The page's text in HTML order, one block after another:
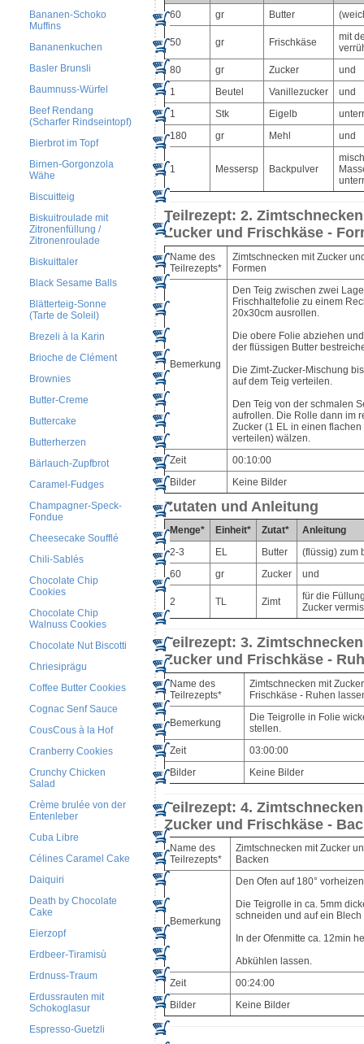
Bananen-Schoko
Muffins
Bananenkuchen
Basler Brunsli
Baumnuss-Würfel
Beef Rendang
(Scharfer Rindseintopf)
Bierbrot im Topf
Birnen-Gorgonzola
Wähe
Biscuitteig
Biskuitroulade mit
Zitronenfüllung /
Zitronenroulade
Biskuittaler
Black Sesame Balls
Blätterteig-Sonne
(Tarte de Soleil)
Brezeli à la Karin
Brioche de Clément
Brownies
Butter-Creme
Buttercake
Butterherzen
Bärlauch-Zupfbrot
Caramel-Fudges
Champagner-Speck-
Fondue
Cheesecake Soufflé
Chili-Sablés
Chocolate Chip
Cookies
Chocolate Chip
Walnuss Cookies
Chocolate Nut Biscotti
Chriesiprägu
Coffee Butter Cookies
Cognac Senf Sauce
CousCous à la Hof
Cranberry Cookies
Crunchy Chicken
Salad
Crème brulée von der
Entenleber
Cuba Libre
Célines Caramel Cake
Daiquiri
Death by Chocolate
Cake
Eierzopf
Erdbeer-Tiramisù
Erdnuss-Traum
Erdussrauten mit
Schokoglasur
Espresso-Guetzli
60
gr Butter
50 gr Frischkäse
mit
80
gr Zucker
und
1
Beutel Vanillezucker
und
1
Stk Eigelb
180
gr Mehl und
1 Messersp Backpulver
Teilrezept: 2.
Zucker und Frischkäse -
Name des
Teilrezepts*
Zimtschnecken mit Zucker
Formen
Bemerkung
Den Teig zwischen zwei
Frischhaltefolie zu einem
20x30cm ausrollen.
Die obere Folie abziehen
der flüssigen Butter
Die Zimt-Zucker-Mischung
auf dem Teig verteilen.
Den Teig von der schmalen
aufrollen. Die Rolle dann im
Zucker (1 EL in einen flachen
verteilen) wälzen.
Zeit
00:10:00
Bilder
Keine Bilder
Zutaten und Anleitung
Menge* Einheit* Zutat*
Anleitung
2-3
EL Butter
(flüssig) zum
60
gr Zucker und
2 TL Zimt
für die
Zucker
Teilrezept: 3.
Zucker und Frischkäse -
Name des
Teilrezepts*
Zimtschnecken mit
Frischkäse - Ruhen
Bemerkung
Die Teigrolle in Folie
stellen.
Zeit
03:00:00
Bilder
Keine Bilder
Teilrezept: 4.
Zucker und Frischkäse -
Name des
Teilrezepts*
Zimtschnecken mit Zucker
Backen
Bemerkung
Den Ofen auf 180°
Die Teigrolle in ca. 5mm
schneiden und auf ein Blech
In der Ofenmitte ca. 12min
Abkühlen lassen.
Zeit
00:24:00
Bilder
Keine Bilder